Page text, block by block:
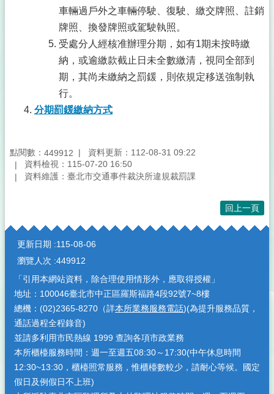
車輛過戶外之車輛停駛、復駛、繳交牌照、註銷
牌照、換發牌照或駕駛執照。
受處分人經核准辦理分期，如有1期未按時繳
納，或逾繳款截止日未全數繳清，視同全部到
期，其尚未繳納之罰鍰，則依規定移送強制執
行。
分期罰鍰繳納方式
點閱數： 449912
資料更新：112-08-31 09:22
資料檢視：115-07-20 16:50
資料維護：臺北市交通事件裁決所違規裁罰課
回上一頁
:::
更新日期
115-08-06
瀏覽人次 449912
「引用本網站資料，除合理使用情形外，應取得授權」
地址：100046臺北市中正區羅斯福路4段92號7~8樓
總機：(02)2365-8270（詳本所業務服務電話)(為提升服務品質，
通話過程全程錄音)
並請多利用市民熱線 1999 查詢各項市政業務
本所櫃檯服務時間：週一至週五08:30～17:30(中午休息時間
12:30~13:30，櫃檯照常服務，惟櫃檯數較少，請耐心等候。國定
假日及例假日不上班)